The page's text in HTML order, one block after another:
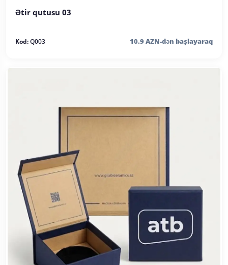
Ətir qutusu 03
Kod:Q003 10.9 AZN-dən başlayaraq